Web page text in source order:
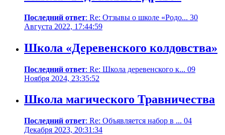
Последний ответ: Re: Отзывы о школе «Родо... 30
Августа 2022, 17:44:59
Школа «Деревенского колдовства»
Последний ответ: Re: Школа деревенского к... 09
Ноября 2024, 23:35:52
Школа магического Травничества
Последний ответ: Re: Объявляется набор в ... 04
Декабря 2023, 20:31:34